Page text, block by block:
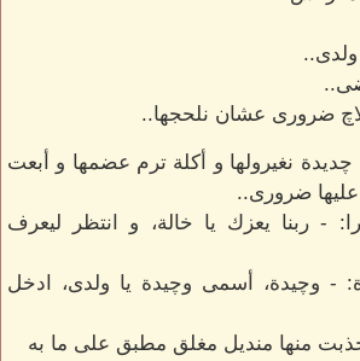
ولدى..
ضرورى عشان نلحجها..
نغيرولها و أكلة ترم عضمها و أبعت
ضرورى..
- ربنا يعزك يا خالة، و انتظر ليعرف
- وچيدة، أسمى وچيدة يا ولدى، ادخل
منها منديل مغلق مطبق على ما به